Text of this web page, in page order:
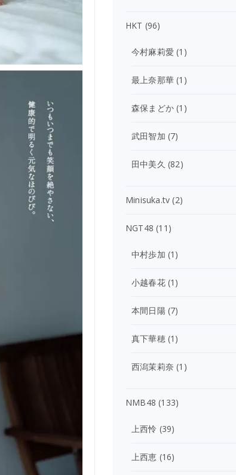
HKT (96)
今村麻莉愛 (1)
最上奈那華 (1)
森保まどか (1)
武田智加 (7)
田中美久 (82)
Minisuka.tv (2)
NGT48 (11)
中村歩加 (1)
小越春花(1)
本間日陽(7)
真下華穂(1)
西潟茉莉奈 (1)
NMB48 (133)
上西怜 (39)
上西恵 (16)